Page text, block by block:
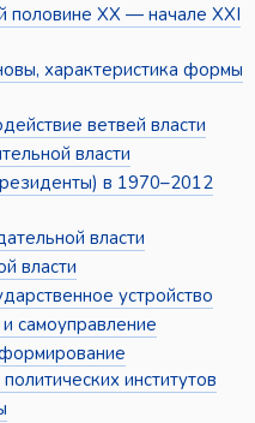
половине XX — начале XXI
характеристика формы
ветвей власти
власти
в 1970–2012
власти
власти
устройство
самоуправление
институтов